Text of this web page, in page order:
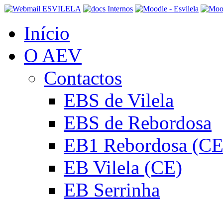
Início
O AEV
Contactos
EBS de Vilela
EBS de Rebordosa
EB1 Rebordosa
EB Vilela (CE)
EB Serrinha